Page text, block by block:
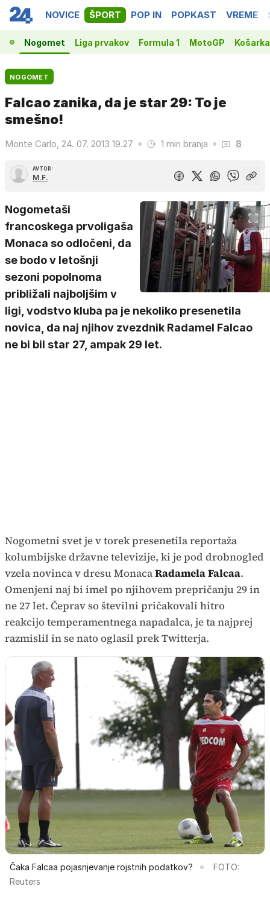
NOVICE ŠPORT POP IN POPKAST VREME
Nogomet Liga prvakov Formula 1 MotoGP Košarka
NOGOMET
Falcao zanika, da je star 29: To je
smešno!
Monte Carlo, 24. 07. 2013 19.27 1 min branja 8
AVTOR:
M.F.
Nogometaši
francoskega prvoligaša
Monaca so odločeni, da
se bodo v letošnji
sezoni popolnoma
približali najboljšim v
ligi, vodstvo kluba pa je nekoliko presenetila
novica, da naj njihov zvezdnik Radamel Falcao
ne bi bil star 27, ampak 29 let.
Nogometni svet je v torek presenetila reportaža
kolumbijske državne televizije, ki je pod drobnogled
vzela novinca v dresu MonacaRadamela Falcaa.
Omenjeni naj bi imel po njihovem prepričanju 29 in
ne 27 let. Čeprav so številni pričakovali hitro
reakcijo temperamentnega napadalca, je ta najprej
razmislil in se nato oglasil prek Twitterja.
Čaka Falcaa pojasnjevanje rojstnih podatkov?
FOTO:
Reuters